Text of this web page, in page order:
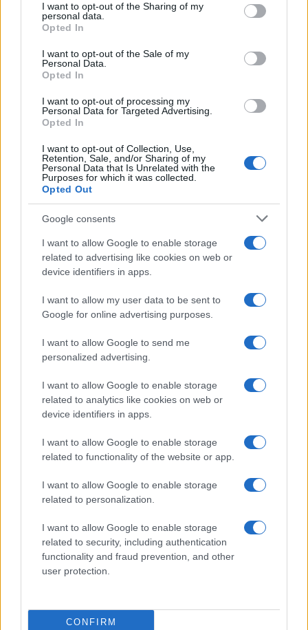
disclose it to other third parties.
Please note that this website/app uses one or more Google
services and may gather and store information including but
not limited to your visit or usage behaviour. You may click to
grant or deny consent to Google and its third-party tags to
consent section.
I want to opt-out of the Sharing of my
personal data.
Opted In
I want to opt-out of the Sale of my
Personal Data.
Opted In
I want to opt-out of processing my
Personal Data for Targeted Advertising.
Opted In
I want to opt-out of Collection, Use,
Retention, Sale, and/or Sharing of my
Personal Data that Is Unrelated with the
Purposes for which it was collected.
Opted Out
Google consents
I want to allow Google to enable storage
related to advertising like cookies on web or
device identifiers in apps.
I want to allow my user data to be sent to
Google for online advertising purposes.
I want to allow Google to send me
personalized advertising.
I want to allow Google to enable storage
related to analytics like cookies on web or
device identifiers in apps.
I want to allow Google to enable storage
related to functionality of the website or app.
I want to allow Google to enable storage
related to personalization.
I want to allow Google to enable storage
related to security, including authentication
functionality and fraud prevention, and other
user protection.
CONFIRM
Leggi anche
Casa
aiuterà a creare un perfetto
angolo stireria a casa tua
Casa
può diventare il pezzo più bello
della tua casa moderna
Moda
première del film The End of Oak
Street con il pancino in bella vista
VIDEO
Bellezza
Niacinamide, il segreto beauty
Capelli: proprietà e prodotti da
provare
del 21/07/2022